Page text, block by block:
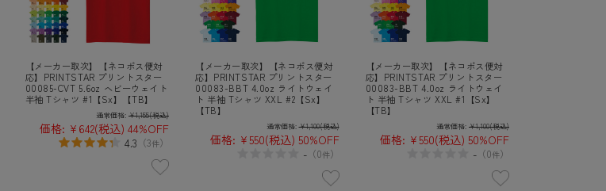
【メーカー取次】【ネコポス便対
応】PRINTSTAR プリントスター
00085-CVT 5.6oz ヘビーウェイト
半袖 Tシャツ #1【Sx】【TB】
通常価格: ¥1,155(税込)
価格: ¥642(税込) 44%OFF
4.3 （3件）
【メーカー取次】【ネコポス便対
応】PRINTSTAR プリントスター
00083-BBT 4.0oz ライトウェイ
ト 半袖 Tシャツ XXL #2【Sx】
【TB】
通常価格: ¥1,100(税込)
価格: ¥550(税込) 50%OFF
-（0件）
【メーカー取次】【ネコポス便対
応】PRINTSTAR プリントスター
00083-BBT 4.0oz ライトウェイ
ト 半袖 Tシャツ XXL #1【Sx】
【TB】
通常価格: ¥1,100(税込)
価格: ¥550(税込) 50%OFF
- （0件）